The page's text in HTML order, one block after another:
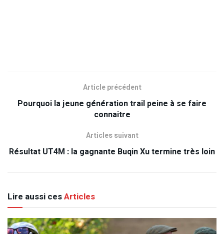
Article précédent
Pourquoi la jeune génération trail peine à se faire
connaitre
Articles suivant
Résultat UT4M : la gagnante Buqin Xu termine très loin
Lire aussi cesArticles